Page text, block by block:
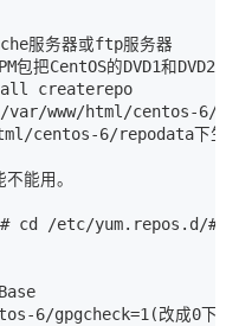
服务器或ftp服务器
包把CentOS的DVD1和
createrepo
var/www/html/centos-6/
centos-6/repodata下生成
能用。
# cd /etc/yum.repos.d/#
gpgcheck=1(改成0下面那